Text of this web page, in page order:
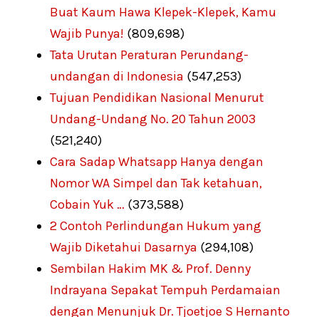
Buat Kaum Hawa Klepek-Klepek, Kamu
Wajib Punya! (809,698)
Tata Urutan Peraturan Perundang-
undangan di Indonesia (547,253)
Tujuan Pendidikan Nasional Menurut
Undang-Undang No. 20 Tahun 2003
(521,240)
Cara Sadap Whatsapp Hanya dengan
Nomor WA Simpel dan Tak ketahuan,
Cobain Yuk … (373,588)
2 Contoh Perlindungan Hukum yang
Wajib Diketahui Dasarnya (294,108)
Sembilan Hakim MK & Prof. Denny
Indrayana Sepakat Tempuh Perdamaian
dengan Menunjuk Dr. Tjoetjoe S Hernanto